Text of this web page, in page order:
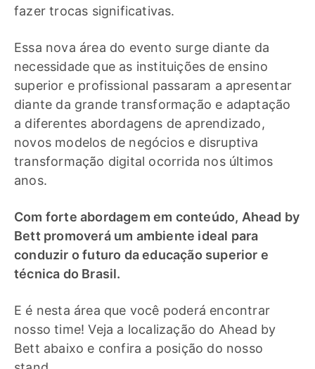
fazer trocas significativas.
Essa nova área do evento surge diante da
necessidade que as instituições de ensino
superior e profissional passaram a apresentar
diante da grande transformação e adaptação
a diferentes abordagens de aprendizado,
novos modelos de negócios e disruptiva
transformação digital ocorrida nos últimos
anos.
Com forte abordagem em conteúdo, Ahead by
Bett promoverá um ambiente ideal para
conduzir o futuro da educação superior e
técnica do Brasil.
E é nesta área que você poderá encontrar
nosso time! Veja a localização do Ahead by
Bett abaixo e confira a posição do nosso